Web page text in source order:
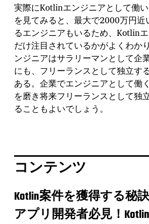
実際にKotlinエンジニアとして働
を見てみると、最大で2000万円近
るエンジニアもいるため、Kotlin
だけ注目されているかがよくわか
ンジニアはサラリーマンとして企
にも、フリーランスとして独立す
ある。企業でエンジニアとして働
を磨き将来フリーランスとして独
ることもよいでしょう。
コンテンツ
Kotlin案件を獲得する秘
アプリ開発者必見！